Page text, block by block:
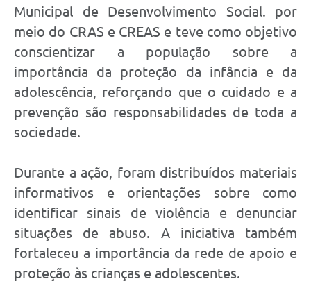
Municipal de Desenvolvimento Social. por
meio do CRAS e CREAS e teve como objetivo
conscientizar a população sobre a
importância da proteção da infância e da
adolescência, reforçando que o cuidado e a
prevenção são responsabilidades de toda a
sociedade.
Durante a ação, foram distribuídos materiais
informativos e orientações sobre como
identificar sinais de violência e denunciar
situações de abuso. A iniciativa também
fortaleceu a importância da rede de apoio e
proteção às crianças e adolescentes.